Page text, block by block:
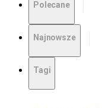
Polecane
Najnowsze
Tagi